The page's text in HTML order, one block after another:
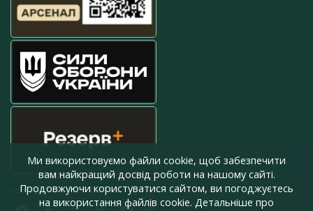
press@armyinform.com.ua
Ми використовуємо файли cookie, щоб забезпечити
вам найкращий досвід роботи на нашому сайті.
Продовжуючи користуватися сайтом, ви погоджуєтесь
на використання файлів cookie. Детальніше про